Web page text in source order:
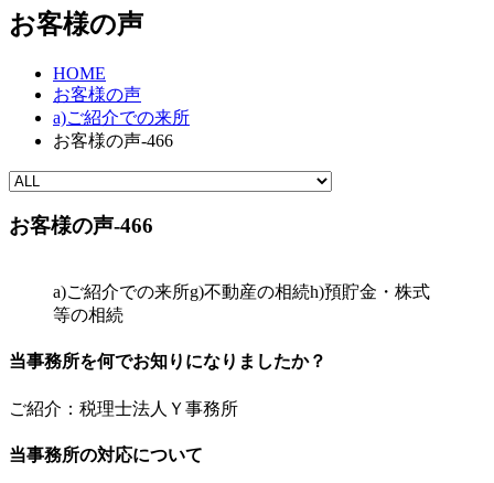
お客様の声
HOME
お客様の声
a)ご紹介での来所
お客様の声-466
お客様の声-466
a)ご紹介での来所g)不動産の相続h)預貯金・株式
等の相続
当事務所を何でお知りになりましたか？
ご紹介：税理士法人Ｙ事務所
当事務所の対応について